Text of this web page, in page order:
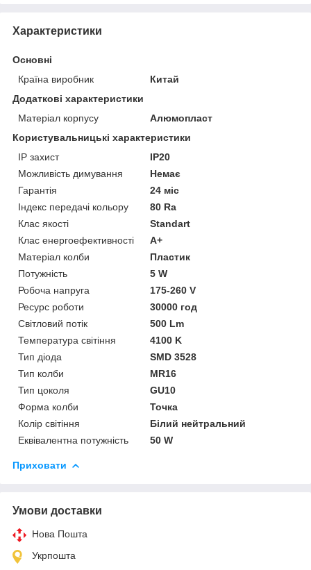
Характеристики
Основні
Країна виробник
Китай
Додаткові характеристики
Матеріал корпусу
Алюмопласт
Користувальницькі характеристики
IP захист
IP20
Можливість димування
Немає
Гарантія
24 міс
Індекс передачі кольору
80 Ra
Клас якості
Standart
Клас енергоефективності
A+
Матеріал колби
Пластик
Потужність
5 W
Робоча напруга
175-260 V
Ресурс роботи
30000 год
Світловий потік
500 Lm
Температура світіння
4100 K
Тип діода
SMD 3528
Тип колби
MR16
Тип цоколя
GU10
Форма колби
Точка
Колір світіння
Білий нейтральний
Еквівалентна потужність
50 W
Приховати
Умови доставки
Нова Пошта
Укрпошта